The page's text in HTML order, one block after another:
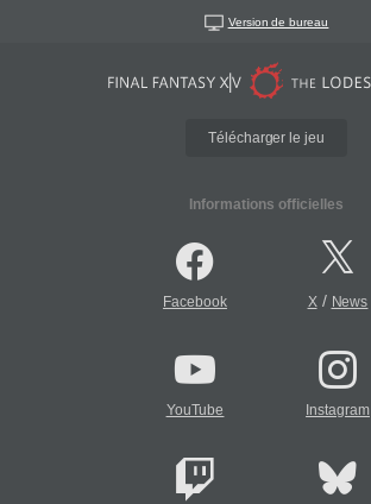
Version de bureau
Télécharger le jeu
Informations officielles
Facebook X/ News
YouTube Instagram